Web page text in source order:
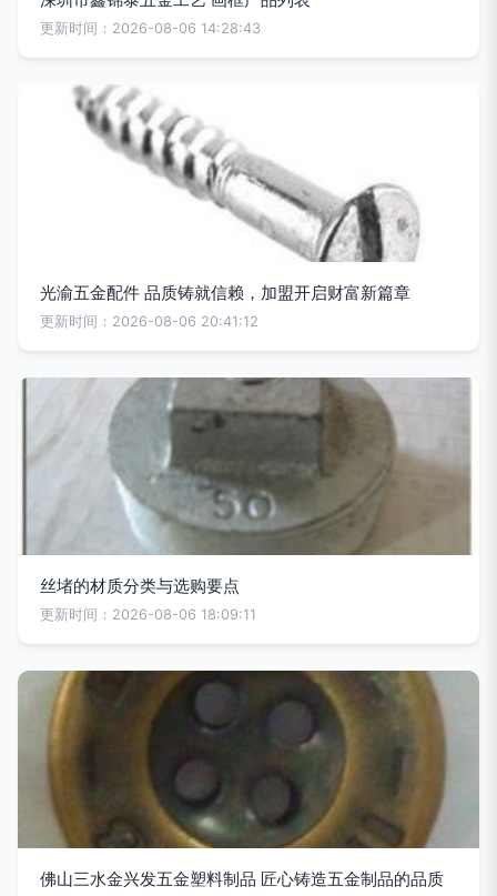
更新时间：2026-08-06 14:28:43
光渝五金配件 品质铸就信赖，加盟开启财富新篇章
更新时间：2026-08-06 20:41:12
丝堵的材质分类与选购要点
更新时间：2026-08-06 18:09:11
佛山三水金兴发五金塑料制品 匠心铸造五金制品的品质